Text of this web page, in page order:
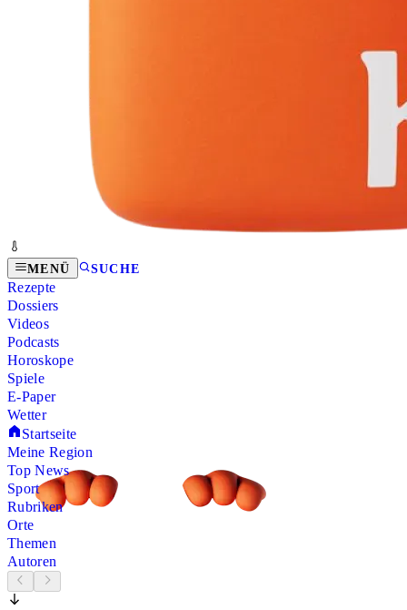
MENÜ SUCHE
Rezepte
Dossiers
Videos
Podcasts
Horoskope
Spiele
E-Paper
Wetter
Startseite
Meine Region
Top News
Sport
Rubriken
Orte
Themen
Autoren